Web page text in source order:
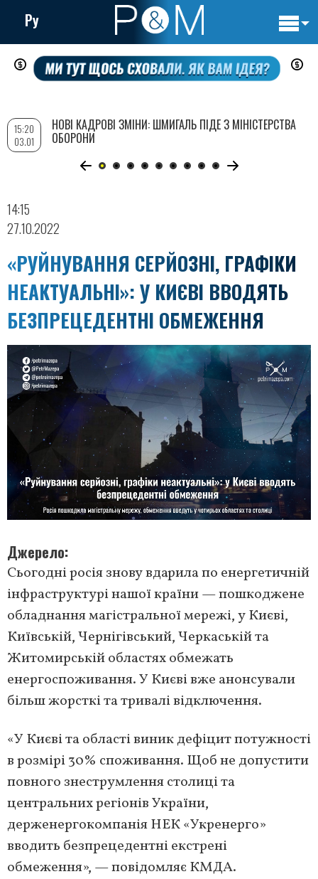
Перейти
до
вмісту
Ру
14:15
27.10.2022
«РУЙНУВАННЯ СЕРЙОЗНІ, ГРАФІКИ
НЕАКТУАЛЬНІ»: У КИЄВІ ВВОДЯТЬ
БЕЗПРЕЦЕДЕНТНІ ОБМЕЖЕННЯ
Джерело
Сьогодні росія знову вдарила по енергетичній
інфраструктурі нашої країни — пошкоджене
обладнання магістральної мережі, у Києві,
Київській, Чернігівський, Черкаській та
Житомирській областях обмежать
енергоспоживання. У Києві вже анонсували
більш жорсткі та тривалі відключення.
«У Києві та області виник дефіцит потужності
в розмірі 30% споживання. Щоб не допустити
повного знеструмлення столиці та
центральних регіонів України,
держенергокомпанія НЕК «Укренерго»
вводить безпрецедентні екстрені
обмеження», — повідомляє КМДА.
15:20
03.01
НОВІ КАДРОВІ ЗМІНИ: ШМИГАЛЬ ПІДЕ З МІНІСТЕРСТВА
ОБОРОНИ